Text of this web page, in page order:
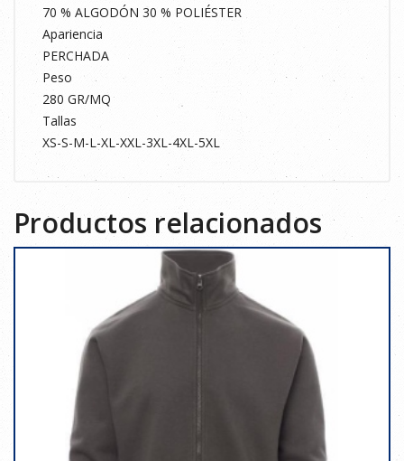
70 % ALGODÓN 30 % POLIÉSTER
Apariencia
PERCHADA
Peso
280 GR/MQ
Tallas
XS-S-M-L-XL-XXL-3XL-4XL-5XL
Productos relacionados